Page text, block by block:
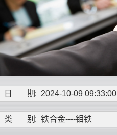
日 期: 2024-10-09 09:33:00
类 别 : 铁合金----钼铁